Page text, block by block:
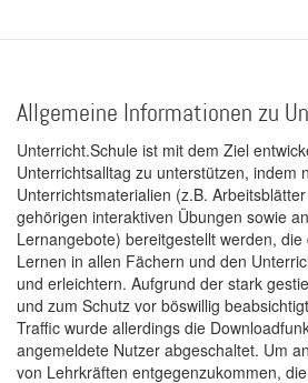
Allgemeine Informationen zu
Unterricht.Schule ist mit dem Ziel
Unterrichtsalltag zu unterstützen, indem
Unterrichtsmaterialien (z.B.
gehörigen interaktiven Übungen sowie
Lernangebote) bereitgestellt werden,
Lernen in allen Fächern und den
und erleichtern. Aufgrund der stark
und zum Schutz vor böswillig
Traffic wurde allerdings die
angemeldete Nutzer abgeschaltet. Um
von Lehrkräften entgegenzukommen,